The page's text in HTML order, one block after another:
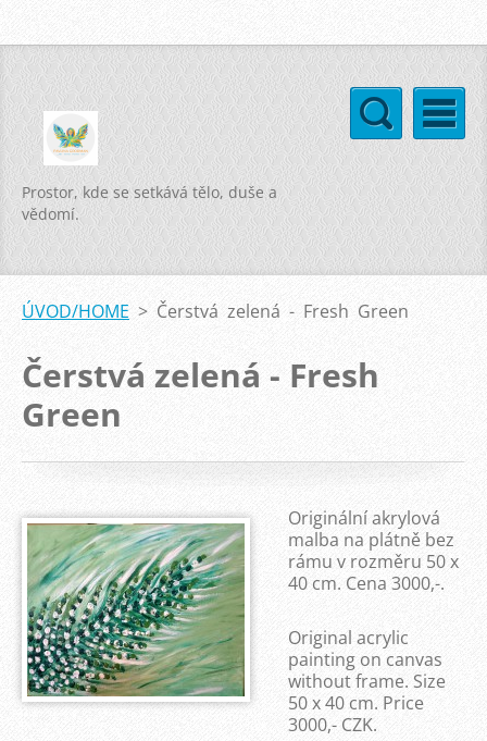
Prostor, kde se setkává tělo, duše a
vědomí.
ÚVOD/HOME > Čerstvá zelená - Fresh Green
Čerstvá zelená - Fresh
Green
Originální akrylová
malba na plátně bez
rámu v rozměru 50 x
40 cm. Cena 3000,-.
Original acrylic
painting on canvas
without frame. Size
50 x 40 cm. Price
3000,- CZK.